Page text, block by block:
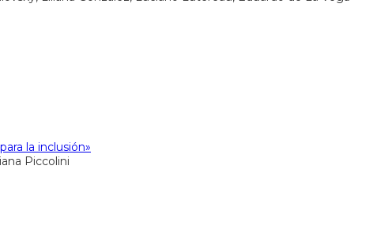
la inclusión»
Piccolini